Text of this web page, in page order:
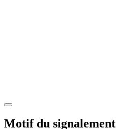
Motif du signalement